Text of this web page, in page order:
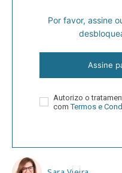
Por favor, assine
Assine
Autorizo o
comTermos e